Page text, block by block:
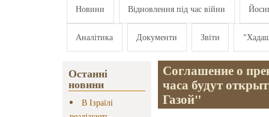
Новини Відновлення під час війни
Аналітика Документи Звіти
Останні
новини
В Ізраїлі
Соглашение о
часа будут
Газой"